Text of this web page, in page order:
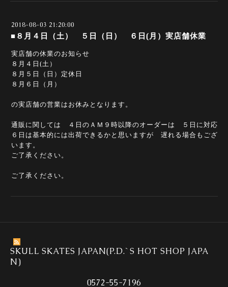
2018-08-03 21:20:00
■８月４日（土） ５日（日） ６日(月）実店舗休業
実店舗の休業のお知らせ
８月４日(土）
８月５日（日）定休日
８月６日（月）
の実店舗の営業はお休みとなります。
通販に関しては ４日のＡＭ９時以降のオーダーは ５日に対応
６日は基本的には出荷できるかと思いますが 遅れる場合もござ
います。
ご了承ください。
ご了承ください。
SKULL SKATES JAPAN(P.D.`S HOT SHOP JAPA
N)
0572-55-7196